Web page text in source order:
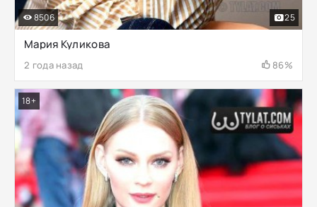
Мария Куликова
2 года назад 86%
8506 25
18+